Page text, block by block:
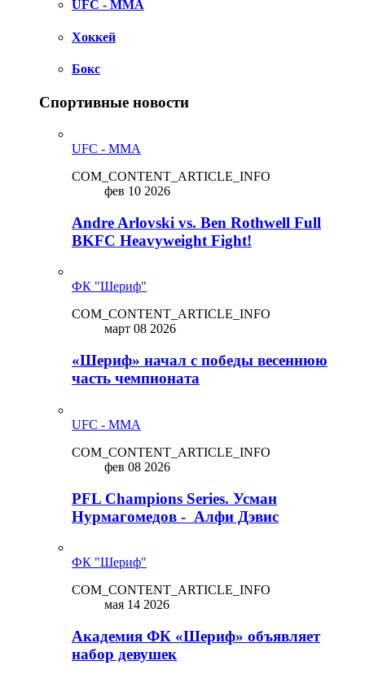
UFC - MMA
Хоккей
Бокс
Спортивные новости
UFC - MMA
COM_CONTENT_ARTICLE_INFO
фев 10 2026
Andre Arlovski vs. Ben Rothwell Full
BKFC Heavyweight Fight!
ФК "Шериф"
COM_CONTENT_ARTICLE_INFO
март 08 2026
«Шериф» начал с победы весеннюю
часть чемпионата
UFC - MMA
COM_CONTENT_ARTICLE_INFO
фев 08 2026
PFL Champions Series. Усман
Нурмагомедов - Алфи Дэвис
ФК "Шериф"
COM_CONTENT_ARTICLE_INFO
мая 14 2026
Академия ФК «Шериф» объявляет
набор девушек